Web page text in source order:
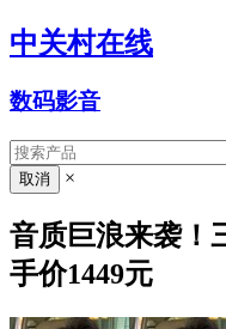
中关村在线
数码影音
×
音质巨浪来袭！
手价1449元